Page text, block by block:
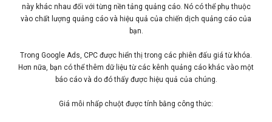
này khác nhau đối với từng nền tảng quảng cáo. Nó có thể phụ thuộc
vào chất lượng quảng cáo và hiệu quả của chiến dịch quảng cáo của
bạn.
Trong Google Ads, CPC được hiển thị trong các phiên đấu giá từ khóa.
Hơn nữa, bạn có thể thêm dữ liệu từ các kênh quảng cáo khác vào một
báo cáo và do đó thấy được hiệu quả của chúng.
Giá mỗi nhấp chuột được tính bằng công thức: